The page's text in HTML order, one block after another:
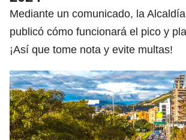
Mediante un comunicado, la
publicó cómo funcionará el pico y
¡Así que tome nota y evite multas!